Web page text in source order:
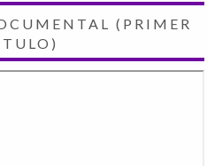
(PRIMER